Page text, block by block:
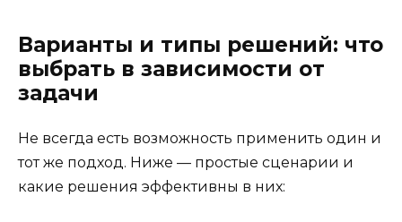
Варианты и типы решений: что
выбрать в зависимости от
задачи
Не всегда есть возможность применить один и
тот же подход. Ниже — простые сценарии и
какие решения эффективны в них: